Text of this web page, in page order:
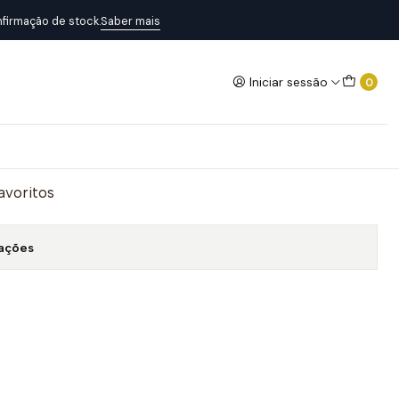
Iniciar sessão 0
de stock.Saber mais
E Bracelete Mesh